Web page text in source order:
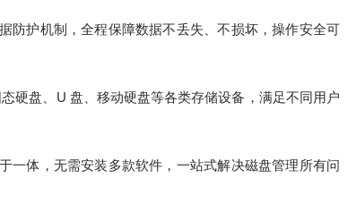
防护机制，全程保障数据不丢失、不损坏，操作安全可
硬盘、U 盘、移动硬盘等各类存储设备，满足不同用户
一体，无需安装多款软件，一站式解决磁盘管理所有问